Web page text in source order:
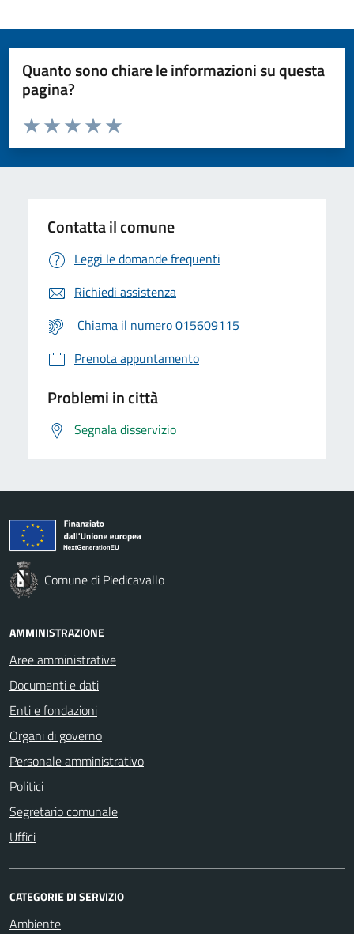
Quanto sono chiare le informazioni su questa
pagina?
Valuta da 1 a 5 stelle la pagina
Valuta 5 stelle su 5
Valuta 4 stelle su 5
Valuta 3 stelle su 5
Valuta 2 stelle su 5
Valuta 1 stelle su 5
Contatta il comune
Leggi le domande frequenti
Richiedi assistenza
Chiama il numero 015609115
Prenota appuntamento
Problemi in città
Segnala disservizio
Comune di Piedicavallo
AMMINISTRAZIONE
Aree amministrative
Documenti e dati
Enti e fondazioni
Organi di governo
Personale amministrativo
Politici
Segretario comunale
Uffici
CATEGORIE DI SERVIZIO
Ambiente